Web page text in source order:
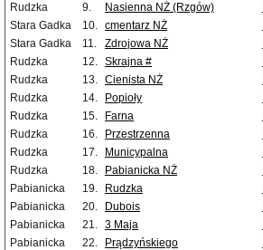
Rudzka
9. Nasienna NŻ (Rzgów)
Stara Gadka
10. cmentarz NŻ
Stara Gadka
11. Zdrojowa NŻ
Rudzka
12. Skrajna #
Rudzka
13. Cienista NŻ
Rudzka
14. Popioły
Rudzka
15. Farna
Rudzka
16. Przestrzenna
Rudzka
17. Municypalna
Rudzka
18. Pabianicka NŻ
Pabianicka
19. Rudzka
Pabianicka
20. Dubois
Pabianicka
21. 3 Maja
Pabianicka
22. Prądzyńskiego